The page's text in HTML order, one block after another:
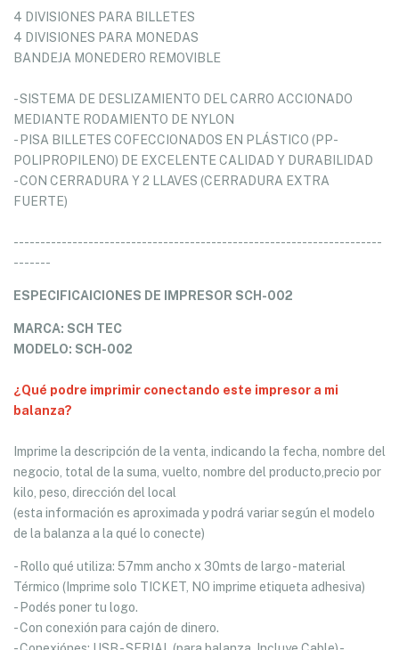
4 DIVISIONES PARA BILLETES
4 DIVISIONES PARA MONEDAS
BANDEJA MONEDERO REMOVIBLE
- SISTEMA DE DESLIZAMIENTO DEL CARRO ACCIONADO
MEDIANTE RODAMIENTO DE NYLON
- PISA BILLETES COFECCIONADOS EN PLÁSTICO (PP-
POLIPROPILENO) DE EXCELENTE CALIDAD Y DURABILIDAD
- CON CERRADURA Y 2 LLAVES (CERRADURA EXTRA
FUERTE)
---------------------------------------------------------------------
-------
ESPECIFICAICIONES DE IMPRESOR SCH-002
MARCA: SCH TEC
MODELO: SCH-002
¿Qué podre imprimir conectando este impresor a mi
balanza?
Imprime la descripción de la venta, indicando la fecha, nombre del
negocio, total de la suma, vuelto, nombre del producto,precio por
kilo, peso, dirección del local
(esta información es aproximada y podrá variar según el modelo
de la balanza a la qué lo conecte)
- Rollo qué utiliza: 57mm ancho x 30mts de largo - material
Térmico (Imprime solo TICKET, NO imprime etiqueta adhesiva)
- Podés poner tu logo.
- Con conexión para cajón de dinero.